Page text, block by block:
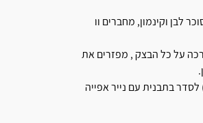
לבן וקינמון, מחברים וו
1/2 מ״מ , מורחים את החמאה הרכה על כל הבצק , מפזרים את
בתבנית עם נייר אפייה